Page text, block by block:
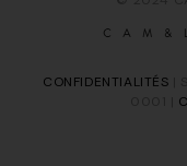
CONFIDENTIALITÉS